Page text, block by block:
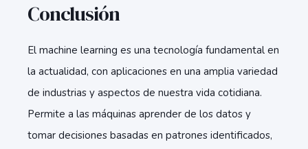
Conclusión
El machine learning es una tecnología fundamental en
la actualidad, con aplicaciones en una amplia variedad
de industrias y aspectos de nuestra vida cotidiana.
Permite a las máquinas aprender de los datos y
tomar decisiones basadas en patrones identificados,